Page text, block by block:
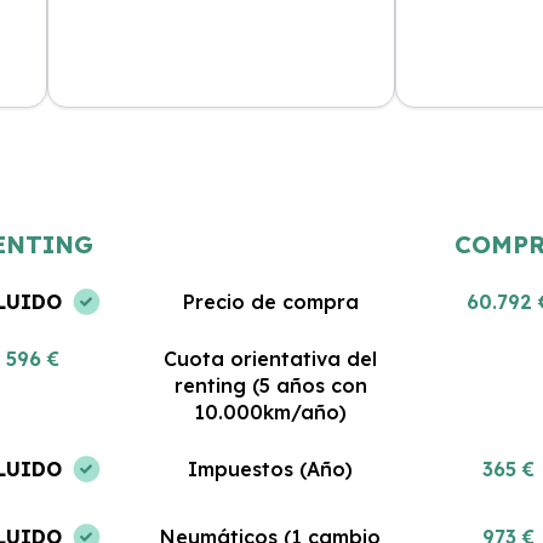
Precio de compra 60.792
596 €
Cuota orientativa del
renting (5 años con
10.000km/año)
Impuestos (Año) 365 €
Neumáticos (1 cambio
973 €